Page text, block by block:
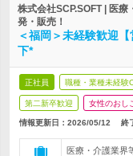
株式会社SCP.SOFT | 医
発・販売！
＜福岡＞未経験歓迎
下*
正社員 職種・業種未経験
第二新卒歓迎 女性のおし
情報更新日：2026/05/12 終
医療・介護業界